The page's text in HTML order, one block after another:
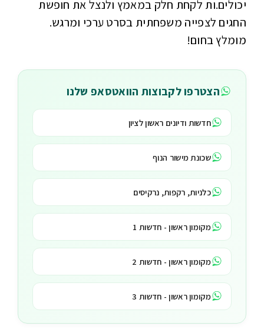
יכולים.ות לקחת חלק במאמץ ולנצל את חופשת
החגים לצפייה משפחתית בסרט ערכי ומרגש.
מומלץ בחום!
הצטרפו לקבוצות הוואטסאפ שלנו
חדשות ודיונים ראשון לציון
שכונת מישור הנוף
כלניות, רקפות, נרקיסים
מקומון ראשון - חדשות 1
מקומון ראשון - חדשות 2
מקומון ראשון - חדשות 3